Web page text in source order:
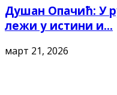
Душан Опачић: У
лежи у истини и...
март 21, 2026